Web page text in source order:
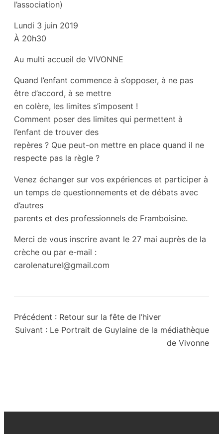
l’association)
Lundi 3 juin 2019
À 20h30
Au multi accueil de VIVONNE
Quand l’enfant commence à s’opposer, à ne pas
être d’accord, à se mettre
en colère, les limites s’imposent !
Comment poser des limites qui permettent à
l’enfant de trouver des
repères ? Que peut-on mettre en place quand il ne
respecte pas la règle ?
Venez échanger sur vos expériences et participer à
un temps de questionnements et de débats avec
d’autres
parents et des professionnels de Framboisine.
Merci de vous inscrire avant le 27 mai auprès de la
crèche ou par e-mail :
carolenaturel@gmail.com
Précédent : Retour sur la fête de l’hiver
Suivant : Le Portrait de Guylaine de la médiathèque
de Vivonne